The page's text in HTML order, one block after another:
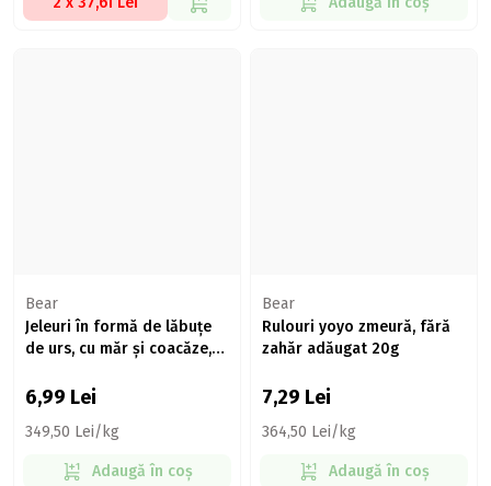
Bear
Jeleuri în formă de lăbuțe
de urs, cu măr și coacăze,
6,99 Lei
349,50 Lei/kg
Adaugă în coș
Bear
Rulouri yoyo zmeură, fără
zahăr adăugat 20g
7,29 Lei
364,50 Lei/kg
Adaugă în coș